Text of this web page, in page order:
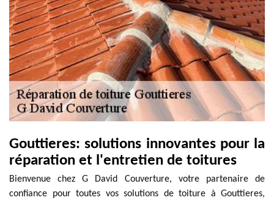
Gouttieres: solutions innovantes pour la
réparation et l'entretien de toitures
Bienvenue chez G David Couverture, votre partenaire de
confiance pour toutes vos solutions de toiture à Gouttieres,